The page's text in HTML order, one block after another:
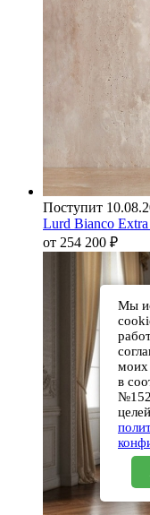
Поступит
Lurd Bianco Extra
от 254 200 ₽
Мы
моих
в